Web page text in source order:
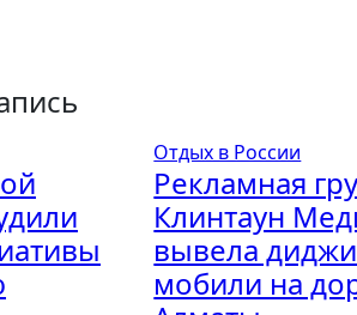
Отдых в России
Рекламная
Клинтаун
вывела
мобили на